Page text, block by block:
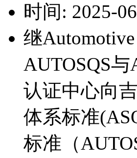
时间: 2025-
继
AUTOSQS
认证中心向
体系标准
标准（